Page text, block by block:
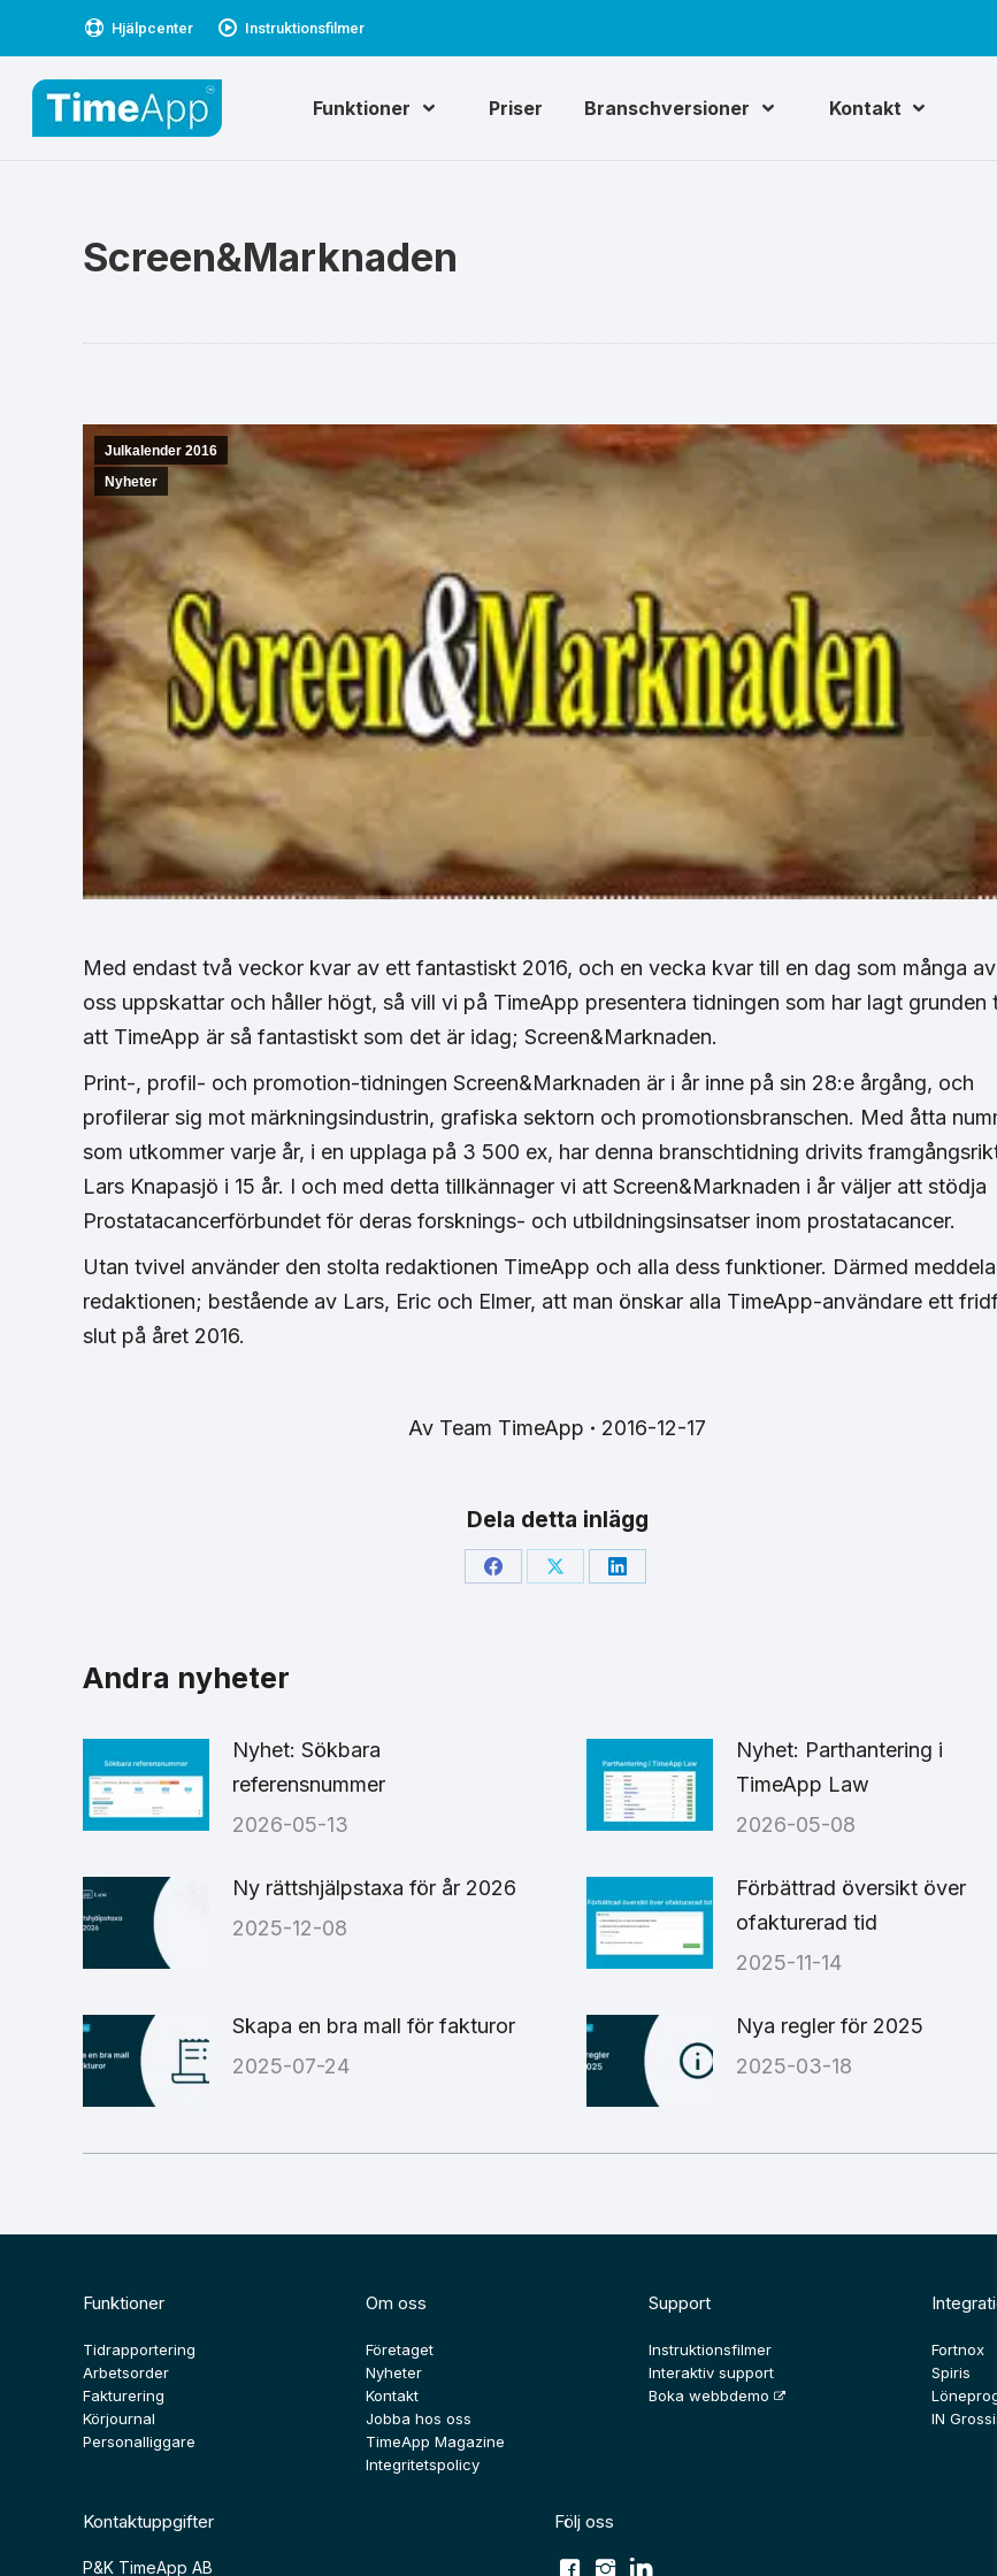
Hjälpcenter Instruktionsfilmer
Funktioner Priser Branschversioner Kontakt
Screen&Marknaden
Julkalender 2016
Nyheter
Med endast två veckor kvar av ett fantastiskt 2016, och en vecka kvar till en dag som många av
oss uppskattar och håller högt, så vill vi på TimeApp presentera tidningen som har lagt grunden
att TimeApp är så fantastiskt som det är idag; Screen&Marknaden.
Print-, profil- och promotion-tidningen Screen&Marknaden är i år inne på sin 28:e årgång, och
profilerar sig mot märkningsindustrin, grafiska sektorn och promotionsbranschen. Med åtta
som utkommer varje år, i en upplaga på 3 500 ex, har denna branschtidning drivits
Lars Knapasjö i 15 år. I och med detta tillkännager vi att Screen&Marknaden i år väljer att stödja
Prostatacancerförbundet för deras forsknings- och utbildningsinsatser inom prostatacancer.
Utan tvivel använder den stolta redaktionen TimeApp och alla dess funktioner. Därmed
redaktionen; bestående av Lars, Eric och Elmer, att man önskar alla TimeApp-användare ett
slut på året 2016.
Av Team TimeApp 2016-12-17
Dela detta inlägg
Share Share Share
Andra nyheter
Nyhet: Sökbara
referensnummer
2026-05-13
Nyhet: Parthantering i
TimeApp Law
2026-05-08
Ny rättshjälpstaxa för år 2026
2025-12-08
Förbättrad översikt över
ofakturerad tid
2025-11-14
Skapa en bra mall för fakturor
2025-07-24
Nya regler för 2025
2025-03-18
Funktioner
Tidrapportering
Arbetsorder
Fakturering
Körjournal
Personalliggare
Om oss
Företaget
Nyheter
Kontakt
Jobba hos oss
TimeApp Magazine
Integritetspolicy
Support
Instruktionsfilmer
Interaktiv support
Boka webbdemo
Fortnox
Spiris
IN
Kontaktuppgifter
P&K TimeApp AB
Följ oss